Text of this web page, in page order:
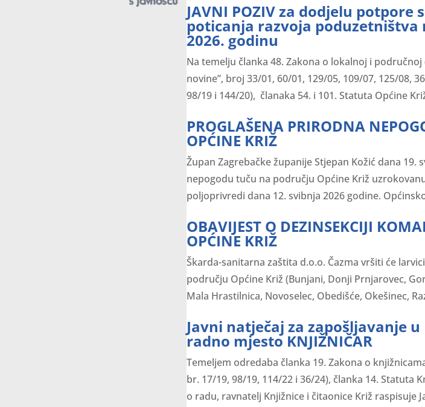
JAVNI POZIV za dodjelu
poticanja razvoja poduzetništva
2026. godinu
Na temelju članka 48. Zakona o lokalnoj i
novine”, broj 33/01, 60/01, 129/05, 109/07, 125/08,
98/19 i 144/20), članaka 54. i 101. Statuta Općine
PROGLAŠENA PRIRODNA
OPĆINE KRIŽ
Župan Zagrebačke županije Stjepan Kožić dana
nepogodu tuču na području Općine Križ
poljoprivredi dana 12. svibnja 2026 godine.
OBAVIJEST O DEZINSEKCIJI
OPĆINE KRIŽ
Škarda-sanitarna zaštita d.o.o. Čazma vršiti će
području Općine Križ (Bunjani, Donji Prnjarovec,
Mala Hrastilnica, Novoselec, Obedišće, Okešinec,
Javni natječaj za zapošljavanje
radno mjesto KNJIŽNIČAR
Temeljem odredaba članka 19. Zakona o
br. 17/19, 98/19, 114/22 i 36/24), članka 14. Statuta
o radu, ravnatelj Knjižnice i čitaonice Križ raspisuje